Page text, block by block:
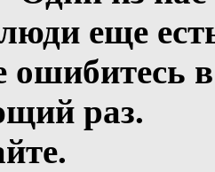
еще
ошибитесь в
раз.